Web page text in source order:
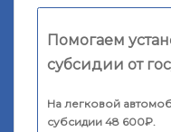
Помогаем
субсидии от
На легковой
субсидии 48 600₽.